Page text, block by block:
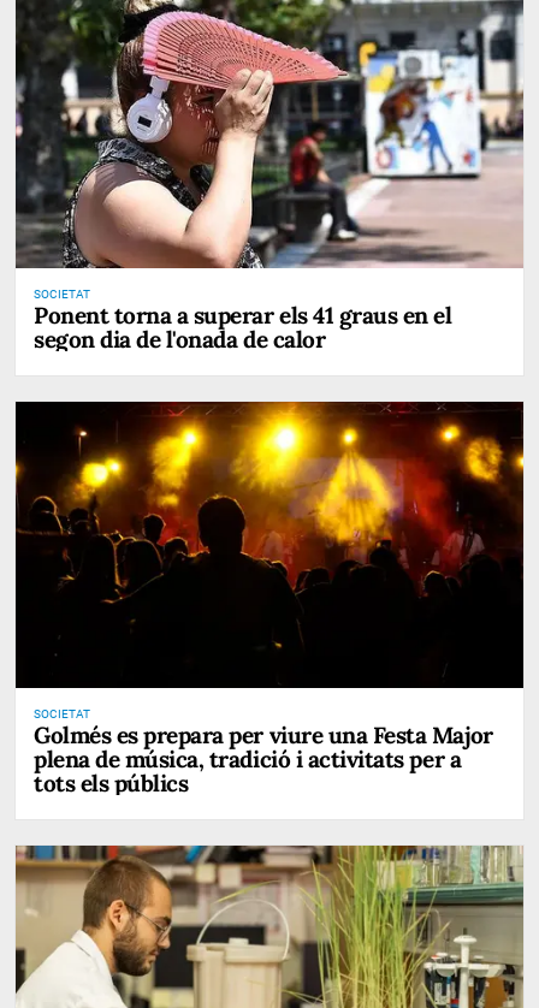
SOCIETAT
Ponent torna a superar els 41 graus en el
segon dia de l'onada de calor
SOCIETAT
Golmés es prepara per viure una Festa Major
plena de música, tradició i activitats per a
tots els públics